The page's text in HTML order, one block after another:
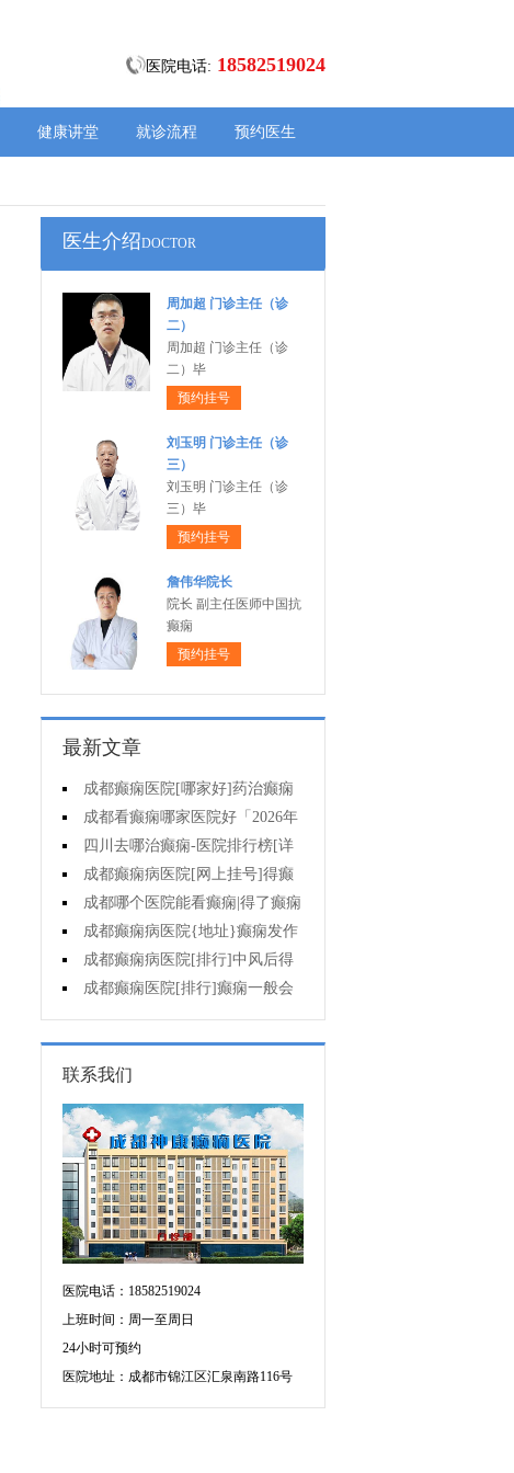
医院电话: 18582519024
健康讲堂 就诊流程 预约医生
医生介绍DOCTOR
周加超 门诊主任（诊
二）
周加超 门诊主任（诊
二）毕
预约挂号
刘玉明 门诊主任（诊
三）
刘玉明 门诊主任（诊
三）毕
预约挂号
詹伟华院长
院长 副主任医师中国抗
癫痫
预约挂号
最新文章
成都癫痫医院[哪家好]药治癫痫
病怎么效果好?
成都看癫痫哪家医院好「2026年
度公布」立冬后癫痫病人应多注意
什么?
四川去哪治癫痫-医院排行榜[详
细排名]四川哪儿能有效治疗癫痫?
成都癫痫病医院[网上挂号]得癫
痫的女性母乳喂养时要注意什么?
成都哪个医院能看癫痫|得了癫痫
会有什么症状?
成都癫痫病医院{地址}癫痫发作
跟哪些因素有关?
成都癫痫病医院[排行]中风后得
的癫痫能治吗
成都癫痫医院[排行]癫痫一般会
出现哪些症状?
联系我们
医院电话：18582519024
上班时间：周一至周日
24小时可预约
医院地址：成都市锦江区汇泉南路116号